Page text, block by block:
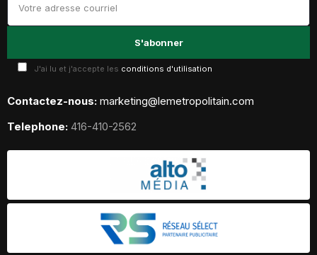
J'ai lu et j'accepte les conditions d'utilisation
Contactez-nous: marketing@lemetropolitain.com
Telephone: 416-410-2562